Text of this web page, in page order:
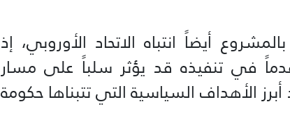
أيضاً انتباه الاتحاد الأوروبي، إذ
في تنفيذه قد يؤثر سلباً على مسار
أبرز الأهداف السياسية التي تتبناها حكومة